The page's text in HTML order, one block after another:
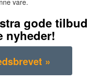
vare.
gode tilbud
nyheder!